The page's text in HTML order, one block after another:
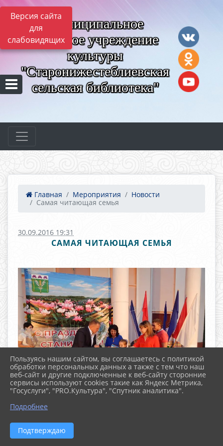
Версия сайта
для
слабовидящих
Муниципальное
казённое учреждение
культуры
"Старонижестеблиевская
сельская библиотека"
Главная Мероприятия
Новости
Самая читающая семья
30.09.2016 19:31
САМАЯ ЧИТАЮЩАЯ СЕМЬЯ
С широким размахом отпраздновали жители
Старонижестеблиевской День сельского поселения.
С раннего утра звучала весёлая музыка, а на
Пользуясь нашим сайтом, вы соглашаетесь с политикой
обработки персональных данных а также с тем что наш
веб-сайт и другие подключенные к веб-сайту сторонние
сервисы используют cookies такие как Яндекс Метрика,
"Госуслуги", "PRO.Культура", "Спутник аналитика".
Подробнее
Подтверждаю